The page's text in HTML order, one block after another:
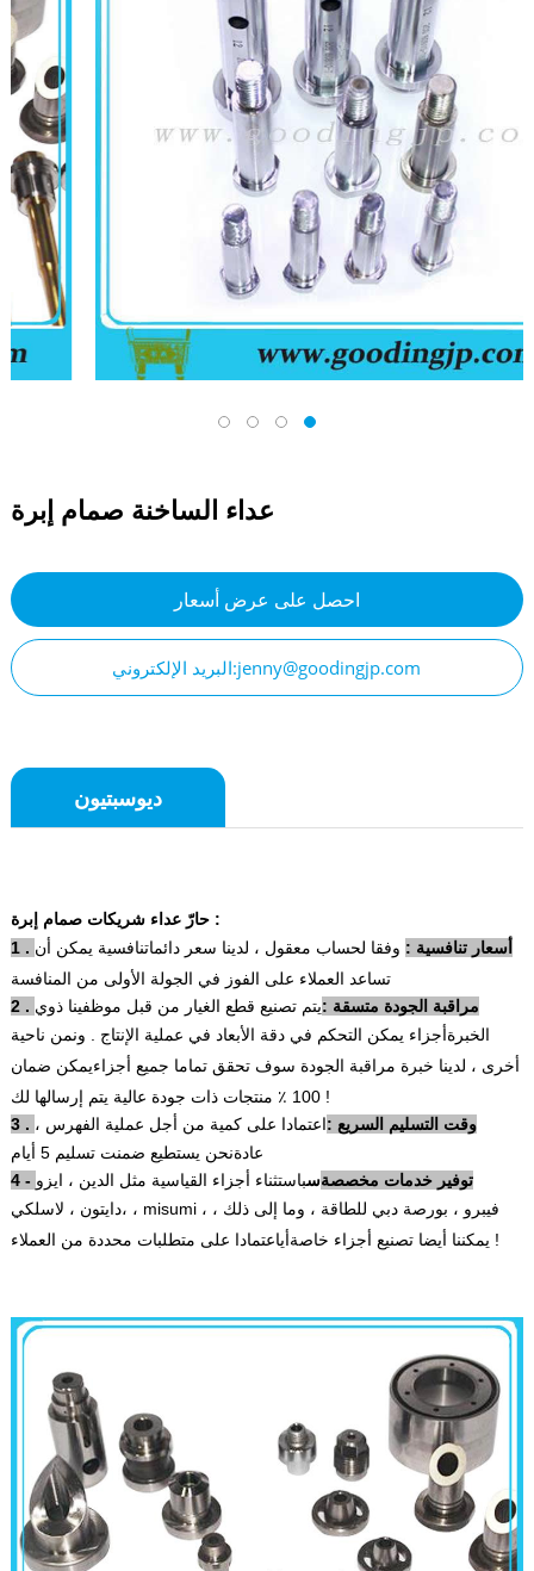
عداء الساخنة صمام إبرة
احصل على عرض أسعار
البريد الإلكتروني:jenny@goodingjp.com
ديوسبتيون
حارّ عداء شريكات صمام إبرة :
1 . أسعار تنافسية : وفقا لحساب معقول ، لدينا سعر دائماتنافسية يمكن أن
تساعد العملاء على الفوز في الجولة الأولى من المنافسة
2 . مراقبة الجودة متسقة :يتم تصنيع قطع الغيار من قبل موظفينا ذوي
الخبرةأجزاء يمكن التحكم في دقة الأبعاد في عملية الإنتاج . ونمن ناحية
أخرى ، لدينا خبرة مراقبة الجودة سوف تحقق تماما جميع أجزاءيمكن ضمان
100 ٪ منتجات ذات جودة عالية يتم إرسالها لك !
3 . وقت التسليم السريع :اعتمادا على كمية من أجل عملية الفهرس ،
عادةنحن يستطيع ضمنت تسليم 5 أيام
4 - توفير خدمات مخصصةسباستثناء أجزاء القياسية مثل الدين ، ايزو
،دايتون ، لاسلكي ، misumi ، فيبرو ، بورصة دبي للطاقة ، وما إلى ذلك ،
يمكننا أيضا تصنيع أجزاء خاصةأي اعتمادا على متطلبات محددة من العملاء !